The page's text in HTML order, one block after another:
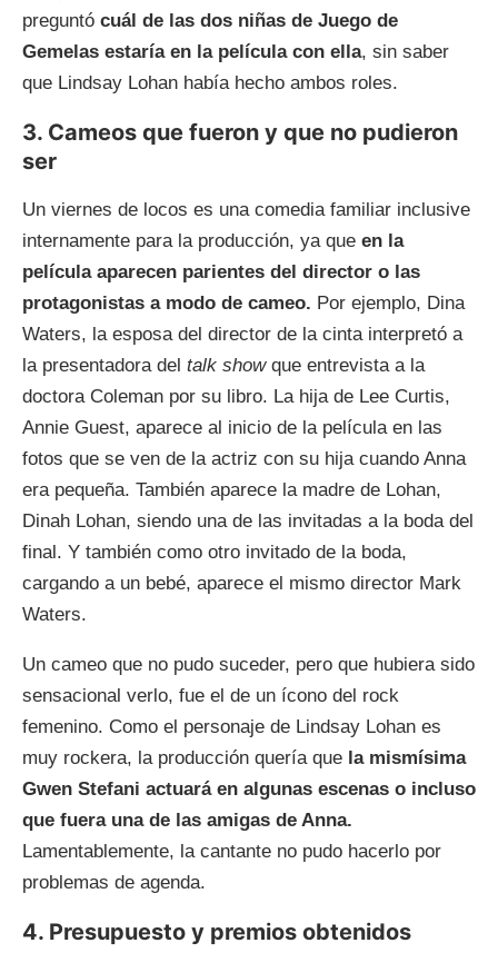
preguntó cuál de las dos niñas de Juego de
Gemelas estaría en la película con ella, sin saber
que Lindsay Lohan había hecho ambos roles.
3. Cameos que fueron y que no pudieron
ser
Un viernes de locos es una comedia familiar inclusive
internamente para la producción, ya que en la
película aparecen parientes del director o las
protagonistas a modo de cameo. Por ejemplo, Dina
Waters, la esposa del director de la cinta interpretó a
la presentadora del talk showque entrevista a la
doctora Coleman por su libro. La hija de Lee Curtis,
Annie Guest, aparece al inicio de la película en las
fotos que se ven de la actriz con su hija cuando Anna
era pequeña. También aparece la madre de Lohan,
Dinah Lohan, siendo una de las invitadas a la boda del
final. Y también como otro invitado de la boda,
cargando a un bebé, aparece el mismo director Mark
Waters.
Un cameo que no pudo suceder, pero que hubiera sido
sensacional verlo, fue el de un ícono del rock
femenino. Como el personaje de Lindsay Lohan es
muy rockera, la producción quería que la mismísima
Gwen Stefani actuará en algunas escenas o incluso
que fuera una de las amigas de Anna.
Lamentablemente, la cantante no pudo hacerlo por
problemas de agenda.
4. Presupuesto y premios obtenidos